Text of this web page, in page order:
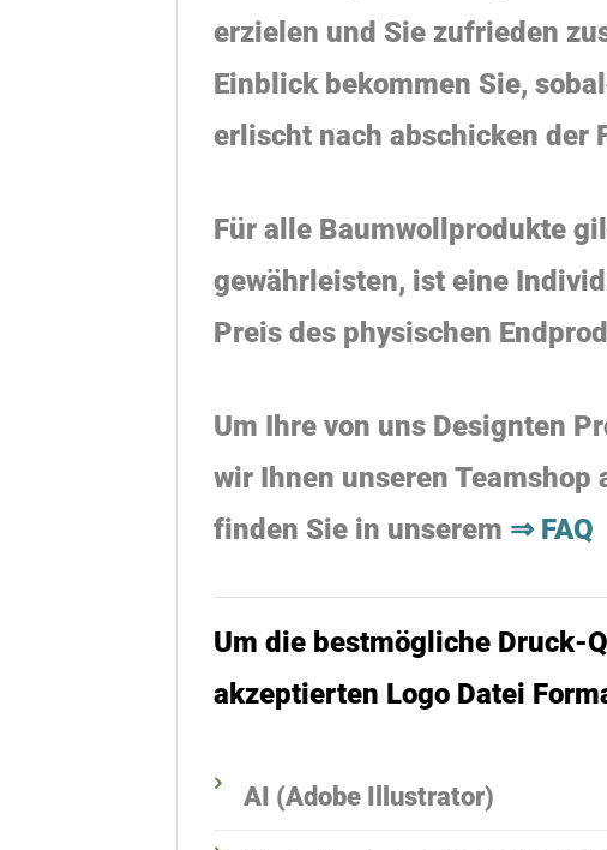
erzielen und Sie zufrieden
Einblick bekommen Sie,
erlischt nach abschicken der
Für alle Baumwollprodukte
gewährleisten, ist eine
Preis des physischen
Um Ihre von uns Designten
wir Ihnen unseren Teamshop
finden Sie in unserem ⇒ FAQ
Um die bestmögliche Druck-
akzeptierten Logo Datei
AI (Adobe Illustrator)